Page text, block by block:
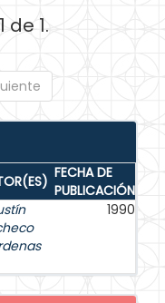
de 1.
FECHA DE
PUBLICACIÓN
1990